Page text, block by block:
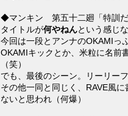
◆マンキン 第五十二廻「特訓
タイトルが何やねんという感じ
今回は一段とアンナのOKAMIっ
OKAMIキックとか、米粒に名前
（笑）
でも、最後のシーン。リーリー
その他一同と同じく、RAVE風に
ないと思われ（何爆）